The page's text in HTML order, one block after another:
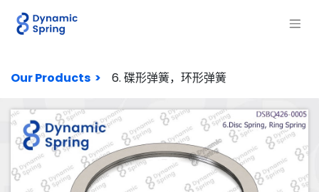
Our Products > 6. 碟形弹簧，环形弹簧